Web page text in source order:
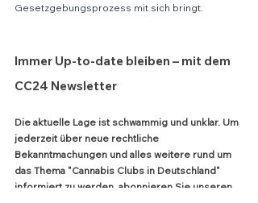
Gesetzgebungsprozess mit sich bringt.
Immer Up-to-date bleiben – mit dem
CC24 Newsletter
Die aktuelle Lage ist schwammig und unklar. Um
jederzeit über neue rechtliche
Bekanntmachungen und alles weitere rund um
das Thema "Cannabis Clubs in Deutschland"
informiert zu werden, abonnieren Sie unseren